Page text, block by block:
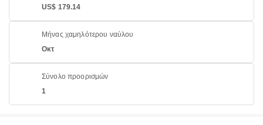
US$ 179.14
Μήνας χαμηλότερου ναύλου
Οκτ
Σύνολο προορισμών
1